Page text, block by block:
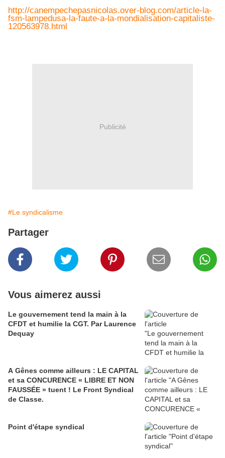
http://canempechepasnicolas.over-blog.com/article-la-
fsm-lampedusa-la-faute-a-la-mondialisation-capitaliste-
120563978.html
Publicité
#Le syndicalisme
Partager
Vous aimerez aussi
Le gouvernement tend la main à la
CFDT et humilie la CGT. Par Laurence
Dequay
A Gênes comme ailleurs : LE CAPITAL
et sa CONCURENCE « LIBRE ET NON
FAUSSÉE » tuent ! Le Front Syndical
de Classe.
Point d'étape syndical